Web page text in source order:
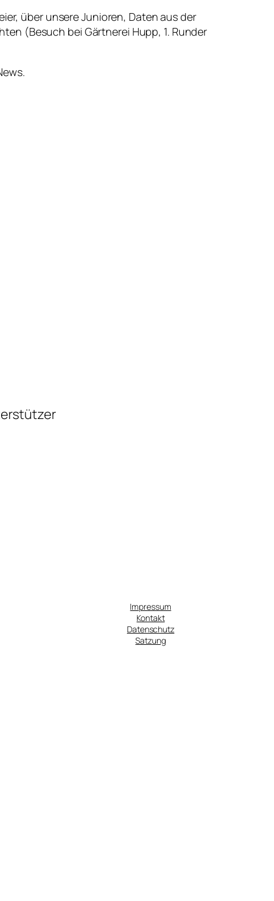
über unsere Junioren, Daten aus der
(Besuch bei Gärtnerei Hupp, 1. Runder
Impressum
Kontakt
Datenschutz
Satzung